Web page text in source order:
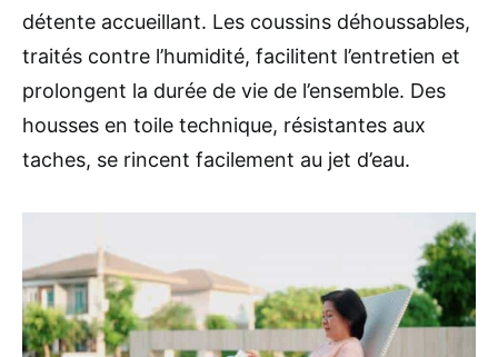
détente accueillant. Les coussins déhoussables,
traités contre l’humidité, facilitent l’entretien et
prolongent la durée de vie de l’ensemble. Des
housses en toile technique, résistantes aux
taches, se rincent facilement au jet d’eau.